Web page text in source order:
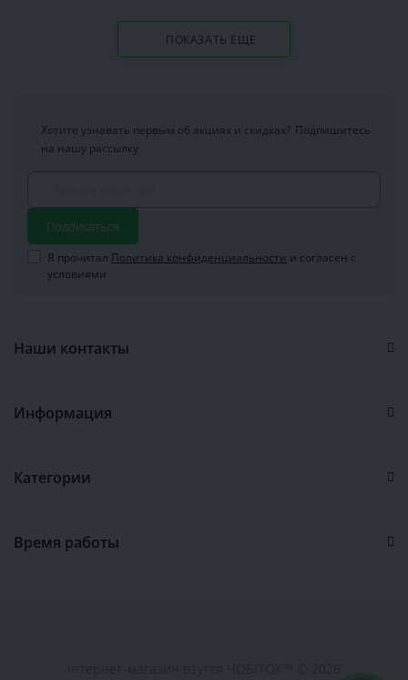
ПОКАЗАТЬ ЕЩЕ
Хотите узнавать первым об акциях и скидках? Подпишитесь
на нашу рассылку
Подписаться
Я прочитал Политика конфиденциальности и согласен с
условиями
Наши контакты
Информация
Категории
Время работы